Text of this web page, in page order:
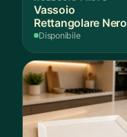
Vassoio
Rettangolare Nero
Opaco
Disponibile